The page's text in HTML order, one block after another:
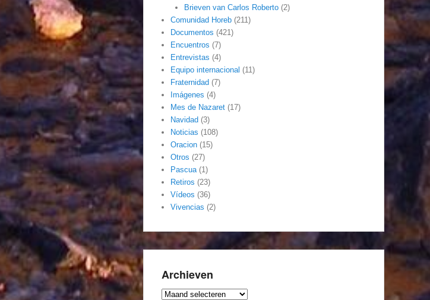
Brieven van Carlos Roberto(2)
Comunidad Horeb (211)
Documentos (421)
Encuentros (7)
Entrevistas (4)
Equipo internacional (11)
Fraternidad (7)
Imágenes (4)
Mes de Nazaret (17)
Navidad (3)
Noticias (108)
Oracion (15)
Otros (27)
Pascua(1)
Retiros (23)
Vídeos (36)
Vivencias (2)
Archieven
Archieven